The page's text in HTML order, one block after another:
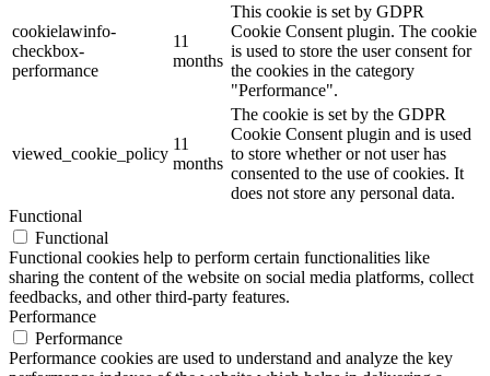
cookielawinfo-
checkbox-
performance
11
months
This cookie is set by GDPR
Cookie Consent plugin. The cookie
is used to store the user consent for
the cookies in the category
"Performance".
viewed_cookie_policy
11
months
The cookie is set by the GDPR
Cookie Consent plugin and is used
to store whether or not user has
consented to the use of cookies. It
does not store any personal data.
Functional
Functional
Functional cookies help to perform certain functionalities like
sharing the content of the website on social media platforms, collect
feedbacks, and other third-party features.
Performance
Performance
Performance cookies are used to understand and analyze the key